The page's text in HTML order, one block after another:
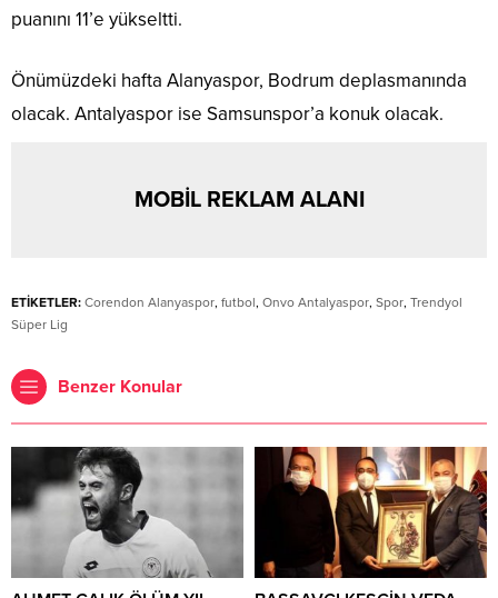
puanını 11’e yükseltti.
Önümüzdeki hafta Alanyaspor, Bodrum deplasmanında
olacak. Antalyaspor ise Samsunspor’a konuk olacak.
MOBİL REKLAM ALANI
ETİKETLER: Corendon Alanyaspor, futbol, Onvo Antalyaspor, Spor, Trendyol
Süper Lig
Benzer Konular